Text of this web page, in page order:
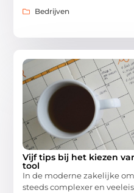
Bedrijven
Vijf tips bij het kiezen
tool
In de moderne zakelijke
steeds complexer en